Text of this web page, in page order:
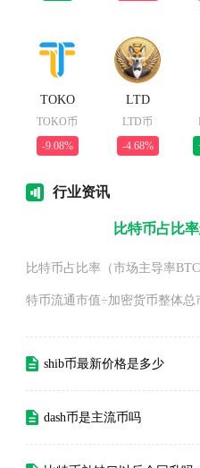
TOKO
TOKO币
-9.08%
LTD
LTD币
-4.68%
行业资讯
比特币占比
比特币占比率（市场主导率
特币流通市值÷加密货币整体总
shib币最新价格是多少
dash币是主流币吗